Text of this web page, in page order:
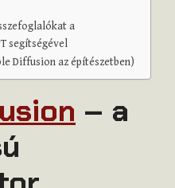
a
segítségével
Diffusion az építészetben)
– a